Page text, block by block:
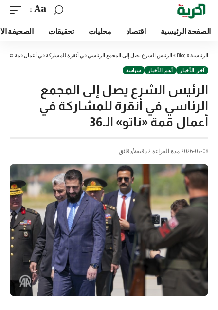
Aa
الصفحة الرئيسية اقتصاد محليات تحقيقات الصحيفة
الرئيسية »
Blog
» الرئيس الشرع يصل إلى المجمع الرئاسي في أنقرة للمشاركة في أعمال قمة «ناتو»
آخر الأخبار أهم الأخبار سياسة
الرئيس الشرع يصل إلى المجمع
الرئاسي في أنقرة للمشاركة في
أعمال قمة «ناتو» الـ36
2026-07-08 مدة القراءة 2 دقيقة/دقائق